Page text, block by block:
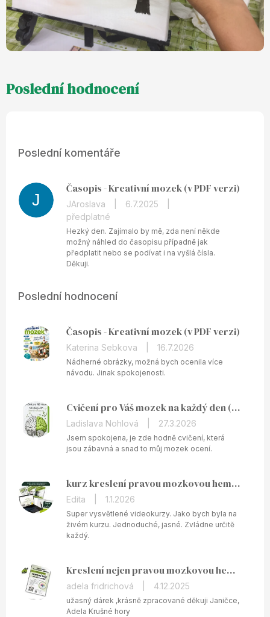
Poslední komentáře
J
Časopis - Kreativní mozek (v PDF verzi)
JAroslava 6.7.2025
předplatné
Hezký den. Zajímalo by mě, zda není někde
možný náhled do časopisu případně jak
předplatit nebo se podívat i na vyšlá čísla.
Děkuji.
Poslední hodnocení
Časopis - Kreativní mozek (v PDF verzi)
Hodnocení
produktu
je
5
hvězdiček.
Katerina Sebkova 16.7.2026
Nádherné obrázky, možná bych ocenila více
návodu. Jinak spokojenosti.
Cvičení pro Váš mozek na každý den (v PDF)
Hodnocení
produktu
je
5
hvězdiček.
Ladislava Nohlová 27.3.2026
Jsem spokojena, je zde hodně cvičení, která
jsou zábavná a snad to můj mozek ocení.
kurz kreslení pravou mozkovou hemisférou ONLINE
Hodnocení
produktu
je
5
hvězdiček.
Edita 1.1.2026
Super vysvětlené videokurzy. Jako bych byla na
živém kurzu. Jednoduché, jasné. Zvládne určitě
každý.
Kreslení nejen pravou mozkovou hemisférou - tištěný pracovní sešit
Hodnocení
produktu
je
adela fridrichová 4.12.2025
užasný dárek ,krásně zpracované děkuji Janičce,
Adela Krušné hory